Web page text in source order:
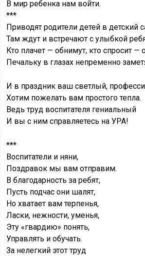
В мир ребенка нам войти.
***
Приводят родители детей в детский
Там ждут и встречают с улыбкой
Кто плачет — обнимут, кто спросит —
Печальку в глазах непременно
И в праздник ваш светлый,
Хотим пожелать вам простого тепла.
Ведь труд воспитателя гениальный
И вы с ним справляетесь на УРА!
***
Воспитатели и няни,
Поздравок мы вам отправим.
В благодарность за ребят,
Пусть подчас они шалят,
Но хватает вам терпенья,
Ласки, нежности, уменья,
Эту «гвардию» понять,
Управлять и обучать.
За нелегкий этот труд